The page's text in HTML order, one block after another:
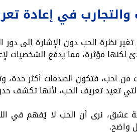
في إعادة
تغير نظرة الحب دون الإشارة إلى
لكنها مؤثرة، مما يدفع الشخصيات
احب، فتكون الصدمات أكثر حدة،
تعيد تعريف الحب، لأنها تكشف
عشق، نرى أن الحب لا يُفهم في
واضح.